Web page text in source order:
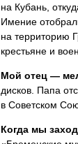
на Кубань,
Имение
на территорию
крестьяне и
Мой отец —
дисков. Папа
в Советском
Когда мы